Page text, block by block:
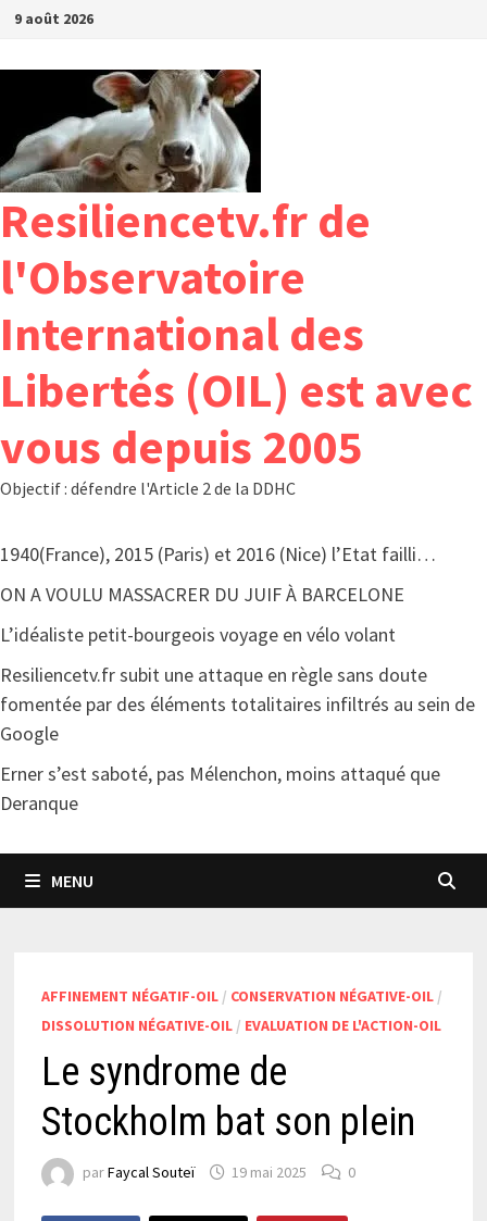
Passer
contenu
9 août 2026
Resiliencetv.fr de
l'Observatoire
International des
Libertés (OIL) est avec
vous depuis 2005
Objectif : défendre l'Article 2 de la DDHC
1940(France), 2015 (Paris) et 2016 (Nice) l’Etat failli…
ON A VOULU MASSACRER DU JUIF À BARCELONE
L’idéaliste petit-bourgeois voyage en vélo volant
Resiliencetv.fr subit une attaque en règle sans doute
fomentée par des éléments totalitaires infiltrés au sein de
Google
Erner s’est saboté, pas Mélenchon, moins attaqué que
Deranque
MENU
AFFINEMENT NÉGATIF-OIL/ CONSERVATION NÉGATIVE-OIL/
DISSOLUTION NÉGATIVE-OIL/ EVALUATION DE L'ACTION-OIL
Le syndrome de
Stockholm bat son plein
parFaycal Souteï 19 mai 2025 0